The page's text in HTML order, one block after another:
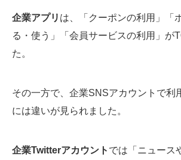
企業アプリ は、「クーポンの利用」「
る・使う」「会員サービスの利用」が
た。
その一方で、企業SNSアカウントで利
には違いが見られました。
企業Twitterアカウント では「ニュース